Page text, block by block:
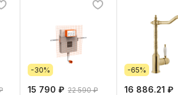
-30%
15 790 ₽ 22 590 ₽
-65%
16 886.21 ₽